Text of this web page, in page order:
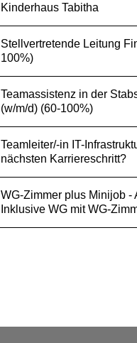
Kinderhaus Tabitha
Stellvertretende Leitung
100%)
Teamassistenz in der
(w/m/d) (60-100%)
Teamleiter/-in IT-
nächsten Karriereschritt?
WG-Zimmer plus Minijob -
Inklusive WG mit WG-